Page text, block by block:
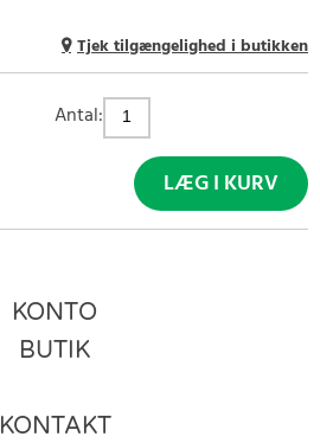
Tjek tilgængelighed i butikken
Antal:
LÆG I KURV
KONTO
BUTIK
KONTAKT